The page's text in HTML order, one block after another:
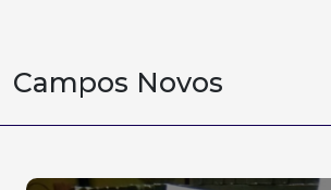
Campos Novos